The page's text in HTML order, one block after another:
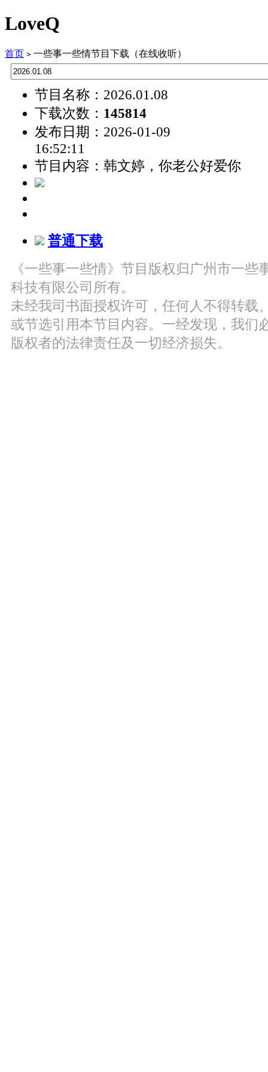
LoveQ
首页 > 一些事一些情节目下载（在线收听）
节目名称：2026.01.08
下载次数： 145814
发布日期：2026-01-09
16:52:11
节目内容：韩文婷，你老公好爱你
普通下载
《一些事一些情》节目版权归广州市一些
科技有限公司所有。
未经我司书面授权许可，任何人不得转载
或节选引用本节目内容。一经发现，我们
版权者的法律责任及一切经济损失。